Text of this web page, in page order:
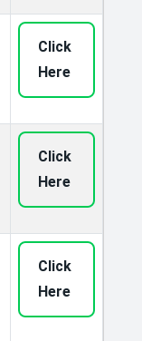
Click
Here
Click
Here
Click
Here